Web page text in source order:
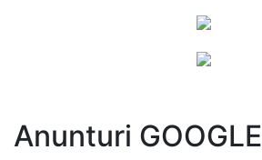
Anunturi GOOGLE